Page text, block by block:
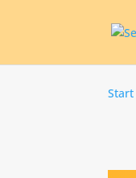
Start